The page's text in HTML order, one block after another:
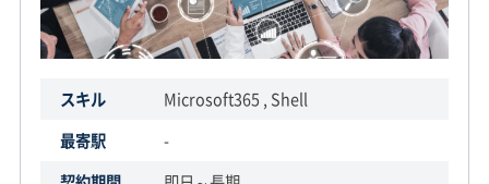
スキル
Microsoft365 , Shell
最寄駅
-